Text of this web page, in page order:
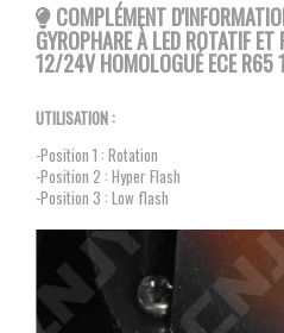
COMPLÉMENT
GYROPHARE À LED ROTATIF
12/24V HOMOLOGUÉ ECE R65
UTILISATION :
-Position 1 : Rotation
-Position 2 : Hyper Flash
-Position 3 : Low flash